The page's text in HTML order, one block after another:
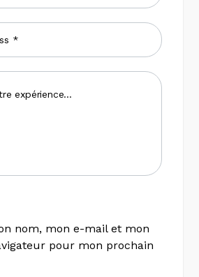
nom, mon e-mail et mon
pour mon prochain